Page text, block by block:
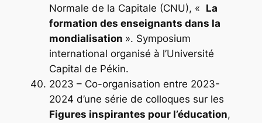
Normale de la Capitale (CNU), « La
formation des enseignants dans la
mondialisation ». Symposium
international organisé à l’Université
Capital de Pékin.
2023 – Co-organisation entre 2023-
2024 d’une série de colloques sur les
Figures inspirantes pour l’éducation,